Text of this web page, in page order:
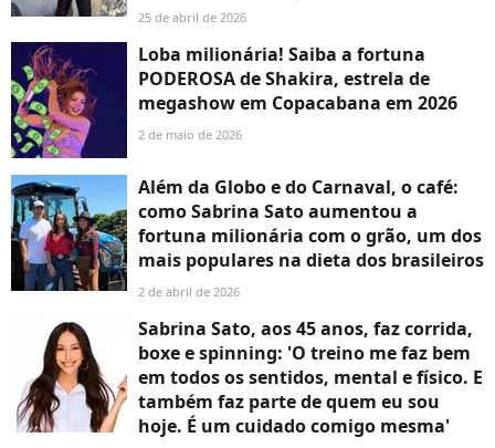
25 de abril de 2026
Loba milionária! Saiba a fortuna
PODEROSA de Shakira, estrela de
megashow em Copacabana em 2026
2 de maio de 2026
Além da Globo e do Carnaval, o café:
como Sabrina Sato aumentou a
fortuna milionária com o grão, um dos
mais populares na dieta dos brasileiros
2 de abril de 2026
Sabrina Sato, aos 45 anos, faz corrida,
boxe e spinning: 'O treino me faz bem
em todos os sentidos, mental e físico. E
também faz parte de quem eu sou
hoje. É um cuidado comigo mesma'